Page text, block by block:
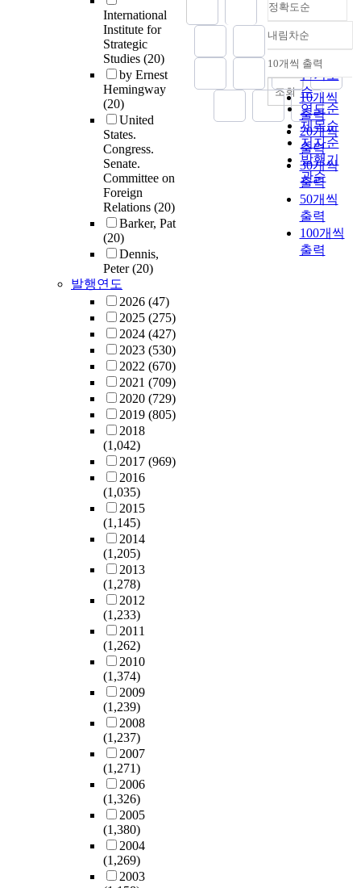
International
Institute for
Strategic
Studies (20)
by Ernest
Hemingway
(20)
United
States.
Congress.
Senate.
Committee on
Foreign
Relations (20)
Barker, Pat
(20)
Dennis,
Peter(20)
발행연도
2026 (47)
2025 (275)
2024 (427)
2023 (530)
2022 (670)
2021 (709)
2020 (729)
2019 (805)
2018
(1,042)
2017 (969)
2016
(1,035)
2015
(1,145)
2014
(1,205)
2013
(1,278)
2012
(1,233)
2011
(1,262)
2010
(1,374)
2009
(1,239)
2008
(1,237)
2007
(1,271)
2006
(1,326)
2005
(1,380)
2004
(1,269)
2003
정확도순
정확도
순
인기도
순
연도순
제목순
저자순
발행기
관순
내림차순
내림차순
10개씩 출력
10개씩
출력
20개씩
출력
30개씩
출력
50개씩
출력
100개씩
출력
조회